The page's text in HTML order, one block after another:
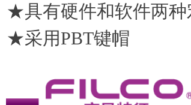
★具有硬件和软件两种
★采用PBT键帽